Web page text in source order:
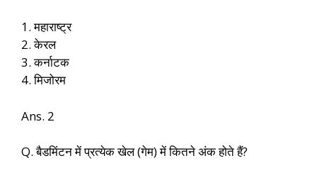
1. महाराष्ट्र
2. केरल
3. कर्नाटक
4. मिजोरम
Ans. 2
Q. बैडमिंटन में प्रत्येक खेल (गेम) में कितने अंक होते हैं?